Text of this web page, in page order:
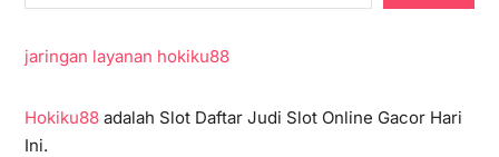
jaringan layanan hokiku88
Hokiku88adalah Slot Daftar Judi Slot Online Gacor Hari
Ini.